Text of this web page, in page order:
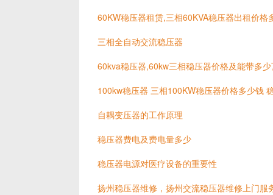
60KW稳压器租赁,三相60KVA稳压器出租价格
三相全自动交流稳压器
60kva稳压器,60kw三相稳压器价格及能带多
100kw稳压器 三相100KW稳压器价格多少钱
自耦变压器的工作原理
稳压器费电及费电量多少
稳压器电源对医疗设备的重要性
扬州稳压器维修，扬州交流稳压器维修上门服